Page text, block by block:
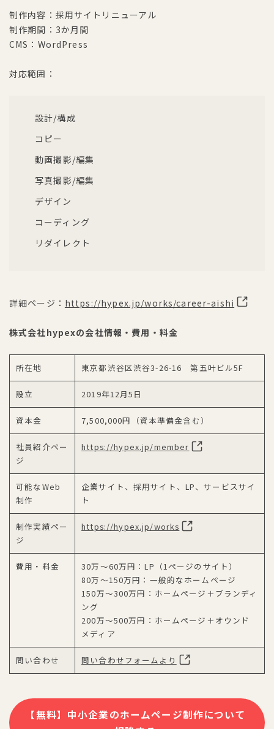
制作内容：採用サイトリニューアル
制作期間：3か月間
CMS：WordPress
対応範囲：
設計/構成
コピー
動画撮影/編集
写真撮影/編集
デザイン
コーディング
リダイレクト
詳細ページ： https://hypex.jp/works/career-aishi
株式会社hypexの会社情報・費用・料金
所在地 東京都渋谷区渋谷3-26-16 第五叶ビル5F
設立 2019年12月5日
資本金 7,500,000円（資本準備金含む）
社員紹介ペー
ジ
https://hypex.jp/member
可能なWeb
制作
企業サイト、採用サイト、LP、サービスサイ
ト
制作実績ペー
ジ
https://hypex.jp/works
費用・料金
30万〜60万円：LP（1ページのサイト）
80万〜150万円：一般的なホームページ
150万〜300万円：ホームページ＋ブランディ
ング
200万〜500万円：ホームページ＋オウンド
メディア
問い合わせ 問い合わせフォームより
【無料】中小企業のホームページ制作について